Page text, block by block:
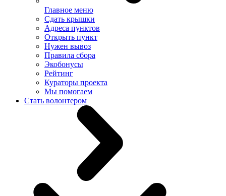
Главное меню
Сдать крышки
Адреса пунктов
Открыть пункт
Нужен вывоз
Правила сбора
Экобонусы
Рейтинг
Кураторы проекта
Мы помогаем
Стать волонтером